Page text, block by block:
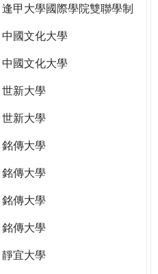
逢甲大學國際學院雙聯學制
中國文化大學
中國文化大學
世新大學
世新大學
銘傳大學
銘傳大學
銘傳大學
銘傳大學
靜宜大學